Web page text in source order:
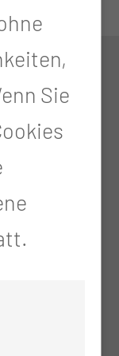
Sie